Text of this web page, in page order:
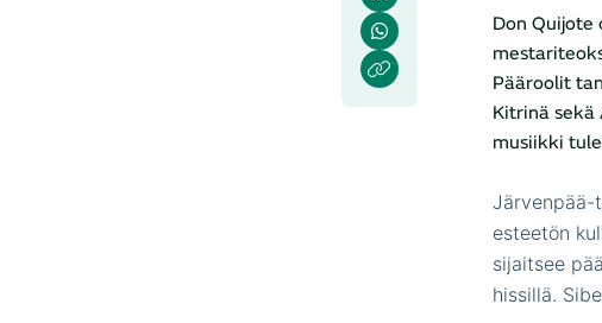
Don
Pääroolit
Kitrinä sekä
musiikki
Järvenpää-
esteetön
sijaitsee
hissillä.